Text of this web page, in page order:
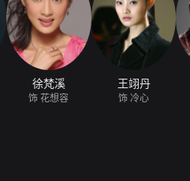
徐梵溪
饰 花想容
王翊丹
饰 冷心